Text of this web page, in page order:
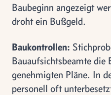
Baubeginn angezeigt
droht ein Bußgeld.
Baukontrollen:
Bauaufsichtsbeamte die
genehmigten Pläne. In
personell oft